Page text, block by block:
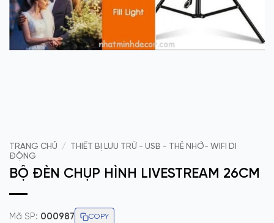
TRANG CHỦ /
THIẾT BỊ LƯU TRỮ - USB - THẺ NHỚ- WIFI DI
ĐỘNG
BỘ ĐÈN CHỤP HÌNH LIVESTREAM 26CM
Mã SP: 000987 COPY